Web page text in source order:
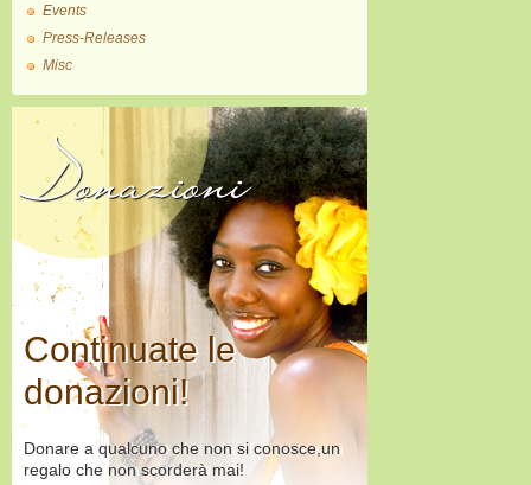
Events
Press-Releases
Misc
Donazioni
Continuate le
donazioni!
Donare a qualcuno che non si conosce,un
regalo che non scorderà mai!